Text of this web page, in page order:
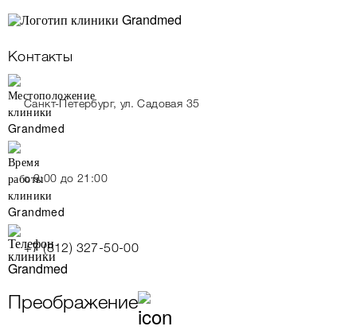
Контакты
Санкт-Петербург, ул. Садовая 35
c 9:00 до 21:00
+7 (812) 327-50-00
Преображение